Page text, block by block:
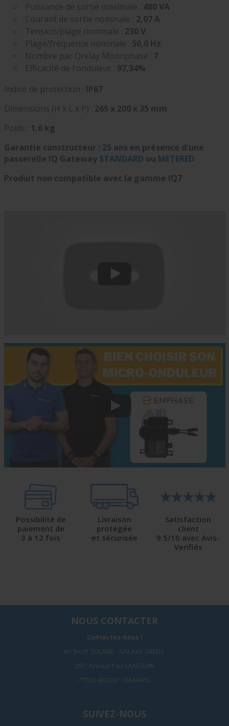
Puissance de sortie maximale : 480 VA
Courant de sortie nominale : 2,07 A
Tension/plage nominale : 230 V
Plage/fréquence nominale : 50,0 Hz
Nombre par Qrelay Monophasé : 7
Efficacité de l'onduleur : 97,34%
Indice de protection : IP67
Dimensions (H x L x P) : 265 x 200 x 35 mm
Poids : 1,6 kg
Garantie constructeur : 25 ans en présence d'une
passerelle IQ Gateway STANDARD ou METERED
Produit non compatible avec la gamme IQ7
Possibilité de
paiement de
3 à 12 fois
Livraison
protégée
et sécurisée
Satisfaction
client
9.5/10 avec Avis-
Verifiés
NOUS CONTACTER
Contactez-nous !
MYSHOP SOLAIRE - GALAXIE GREEN
297, Avenue Paul LANGEVIN
77550 MOISSY CRAMAYEL
SUIVEZ-NOUS